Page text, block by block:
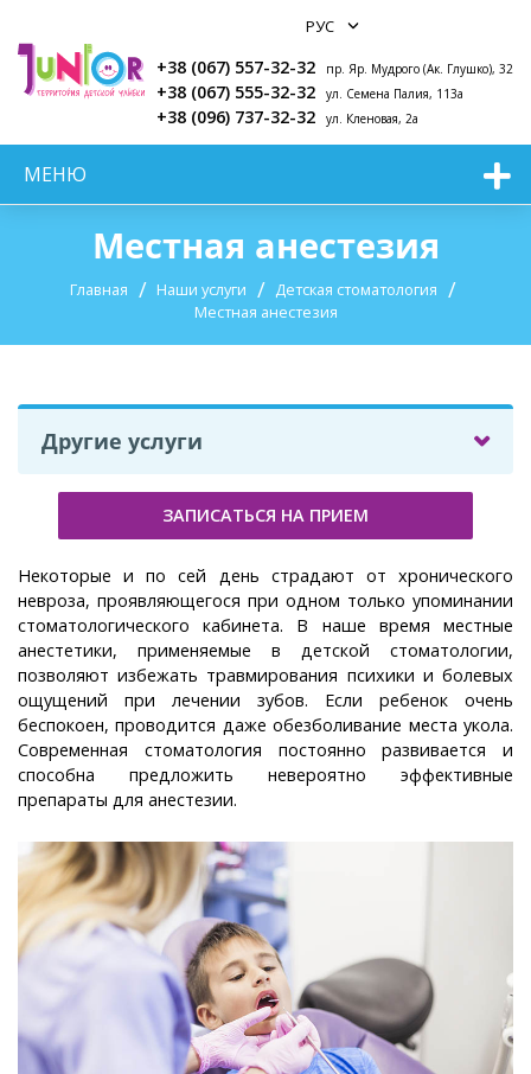
+38 (067) 557-32-32 пр. Яр. Мудрого (Ак. Глушко), 32
+38 (067) 555-32-32 ул. Семена Палия, 113а
+38 (096) 737-32-32 ул. Кленовая, 2а
МЕНЮ
Местная анестезия
Главная Наши услуги
Детская стоматология
Местная анестезия
Другие услуги
ЗАПИСАТЬСЯ НА ПРИЕМ
Некоторые и по сей день страдают от хронического
невроза, проявляющегося при одном только упоминании
стоматологического кабинета. В наше время местные
анестетики, применяемые в детской стоматологии,
позволяют избежать травмирования психики и болевых
ощущений при лечении зубов. Если ребенок очень
беспокоен, проводится даже обезболивание места укола.
Современная стоматология постоянно развивается и
способна предложить невероятно эффективные
препараты для анестезии.